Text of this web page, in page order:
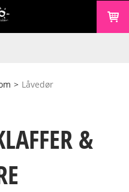
> Låvedør
&